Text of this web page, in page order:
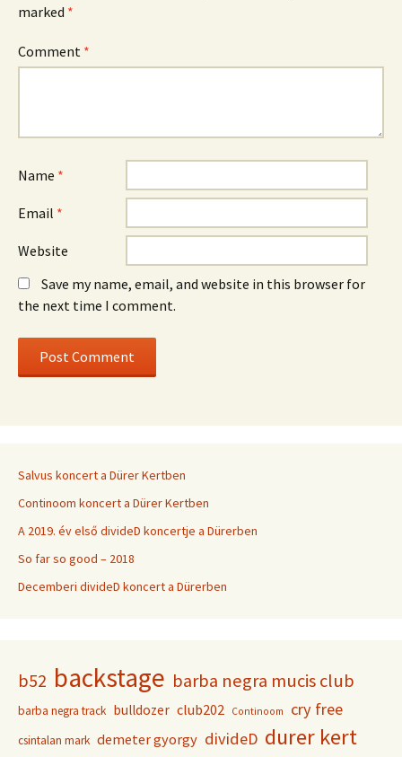
marked *
Comment *
Name *
Email *
Website
Save my name, email, and website in this browser for
the next time I comment.
Salvus koncert a Dürer Kertben
Continoom koncert a Dürer Kertben
A 2019. év első divideD koncertje a Dürerben
So far so good – 2018
Decemberi divideD koncert a Dürerben
b52 backstage barba negra mucis club
barba negra track bulldozer club202 Continoom cry free
csintalan mark demeter gyorgy divideD durer kert